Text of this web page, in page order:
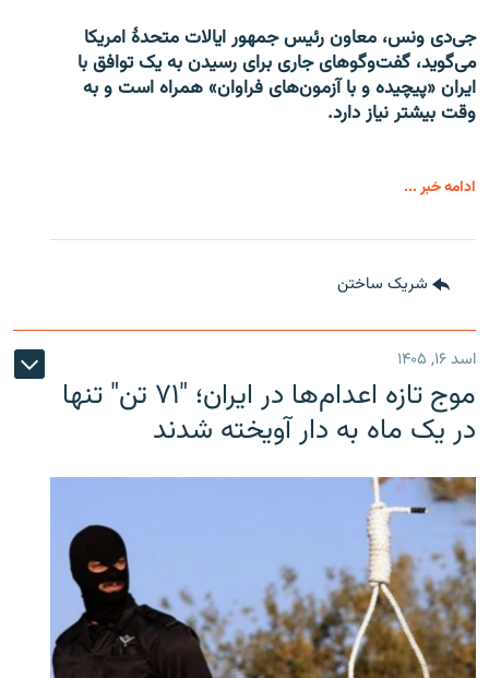
جی‌دی ونس، معاون رئیس جمهور ایالات متحدۀ امریکا
می‌گوید، گفت‌وگوهای جاری برای رسیدن به یک توافق با
ایران «پیچیده و با آزمون‌های فراوان» همراه است و به
وقت بیشتر نیاز دارد.
ادامه خبر ...
شریک ساختن
اسد ۱۶, ۱۴۰۵
موج تازه اعدام‌ها در ایران؛ "۷۱ تن" تنها
در یک ماه به دار آویخته شدند